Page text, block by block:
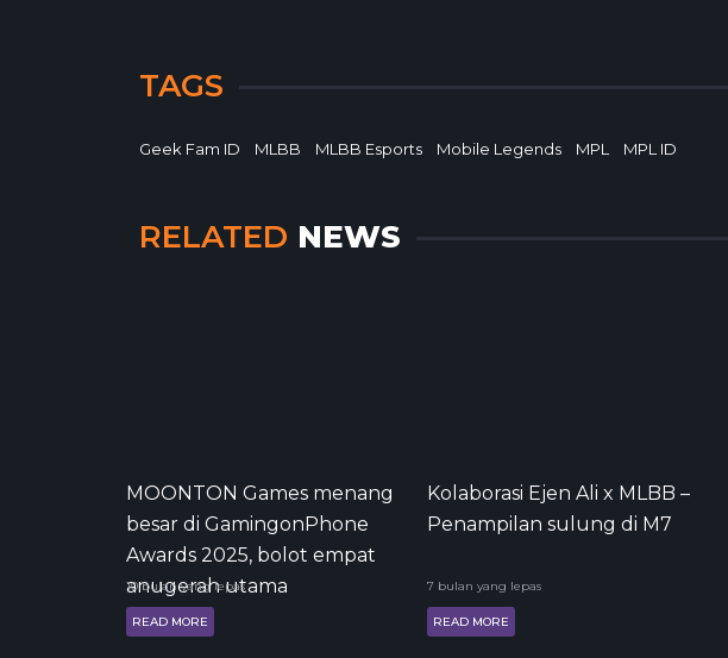
TAGS
Geek Fam ID MLBB MLBB Esports Mobile Legends MPL MPL ID
RELATED NEWS
MOONTON Games menang
besar di GamingonPhone
Awards 2025, bolot empat
anugerah utama
10 bulan yang lepas
READ MORE
Kolaborasi Ejen Ali x MLBB –
Penampilan sulung di M7
7 bulan yang lepas
READ MORE